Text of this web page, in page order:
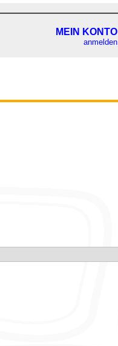
MEIN KONTO
anmelden